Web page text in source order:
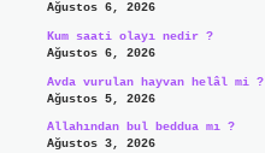
Ağustos 6, 2026
Kum saati olayı nedir ?
Ağustos 6, 2026
Avda vurulan hayvan helâl mi ?
Ağustos 5, 2026
Allahından bul beddua mı ?
Ağustos 3, 2026